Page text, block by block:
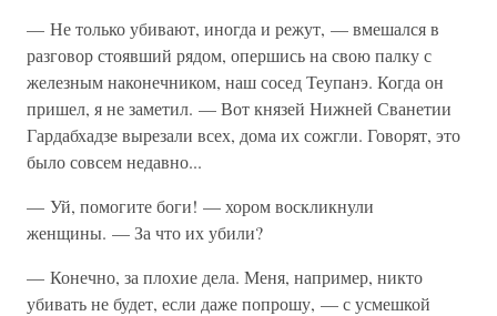
— Не только убивают, иногда и режут, — вмешался в
разговор стоявший рядом, опершись на свою палку с
железным наконечником, наш сосед Теупанэ. Когда он
пришел, я не заметил. — Вот князей Нижней Сванетии
Гардабхадзе вырезали всех, дома их сожгли. Говорят, это
было совсем недавно...
— Уй, помогите боги! — хором воскликнули
женщины. — За что их убили?
— Конечно, за плохие дела. Меня, например, никто
убивать не будет, если даже попрошу, — с усмешкой